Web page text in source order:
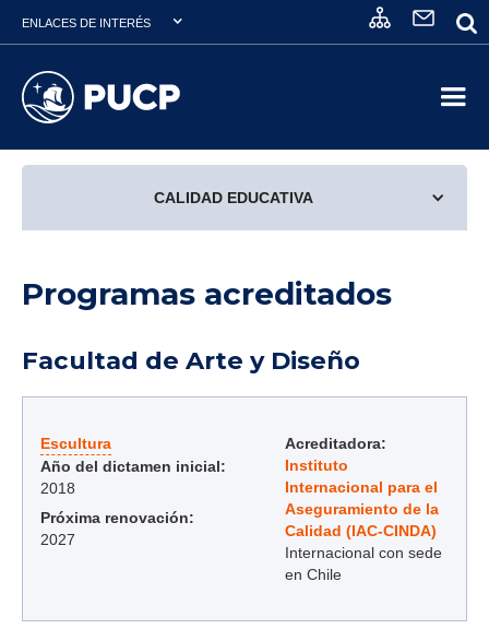
ENLACES DE INTERÉS
CALIDAD EDUCATIVA
Programas acreditados
Facultad de Arte y Diseño
Escultura
Año del dictamen inicial:
2018
Próxima renovación:
2027
Acreditadora:
Instituto
Internacional para el
Aseguramiento de la
Calidad (IAC-CINDA)
Internacional con sede
en Chile